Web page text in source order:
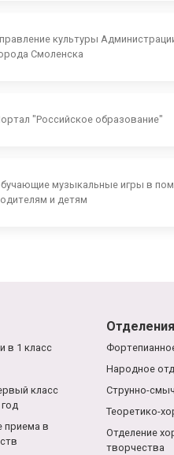
культуры
Смоленска
"Российское образование"
музыкальные игры в
и детям
в 1 класс
класс
приема в
Отделения
Народное
Струнно-
Теоретико-
Отделение
творчества